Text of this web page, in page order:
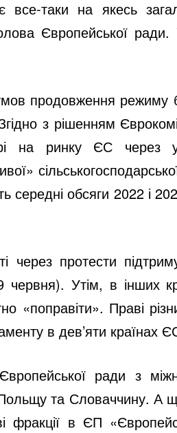
таки на якесь
Європейської
продовження режиму
з рішенням
на ринку ЄС через
середні обсяги 2022 і
протести
Утім, в інших
«поправіти». Праві
в дев’яти країнах
ради з
та Словаччину. А
фракції в ЄП